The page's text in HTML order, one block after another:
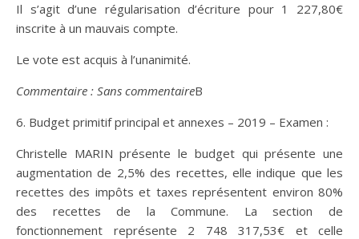
Il s’agit d’une régularisation d’écriture pour 1 227,80€
inscrite à un mauvais compte.
Le vote est acquis à l’unanimité.
Commentaire : Sans commentaireB
6. Budget primitif principal et annexes – 2019 – Examen :
Christelle MARIN présente le budget qui présente une
augmentation de 2,5% des recettes, elle indique que les
recettes des impôts et taxes représentent environ 80%
des recettes de la Commune. La section de
fonctionnement représente 2 748 317,53€ et celle